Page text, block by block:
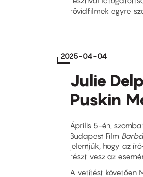
rövidfilmek egyre
2025-04-04
Julie
Puskin
Április 5-én,
Budapest Film
jelentjük, hogy az
részt vesz az
A vetítést követően